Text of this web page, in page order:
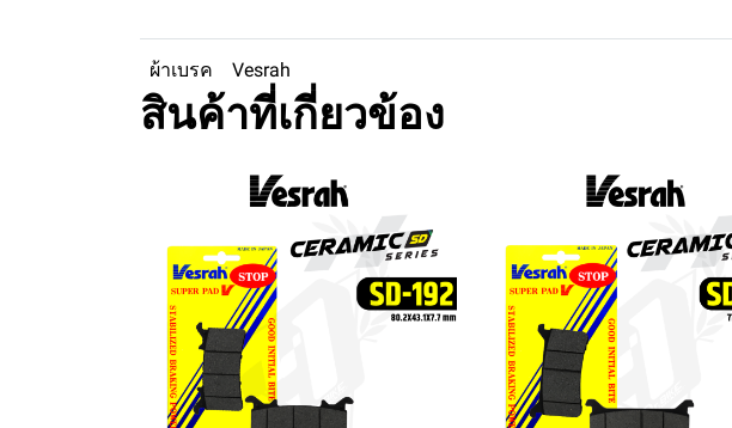
ผ้าเบรค Vesrah
สินค้าที่เกี่ยวข้อง